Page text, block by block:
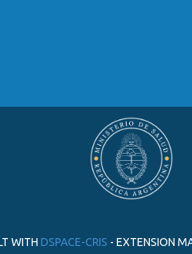
WITH DSPACE-CRIS - EXTENSION